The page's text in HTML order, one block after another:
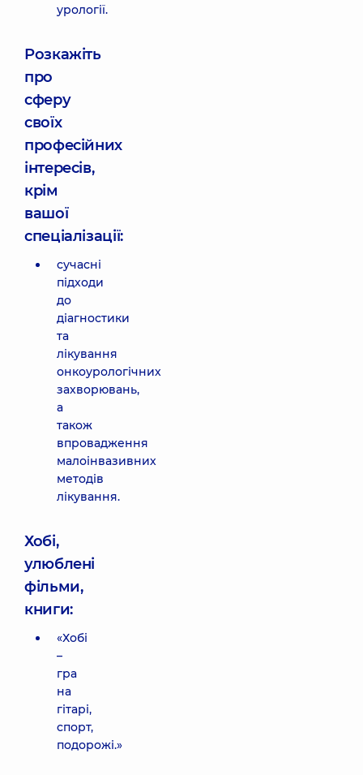
урології.
Розкажіть
про
сферу
своїх
професійних
інтересів,
крім
вашої
спеціалізації:
сучасні
підходи
до
діагностики
та
лікування
онкоурологічних
захворювань,
а
також
впровадження
малоінвазивних
методів
лікування.
Хобі,
улюблені
фільми,
книги:
«Хобі
–
гра
на
гітарі,
спорт,
подорожі.»